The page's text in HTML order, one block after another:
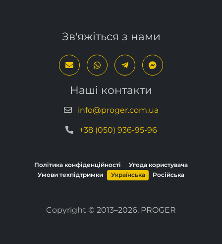
Зв'яжіться з нами
Наші контакти
info@proger.com.ua
Політика конфіденційності
Угода користувача